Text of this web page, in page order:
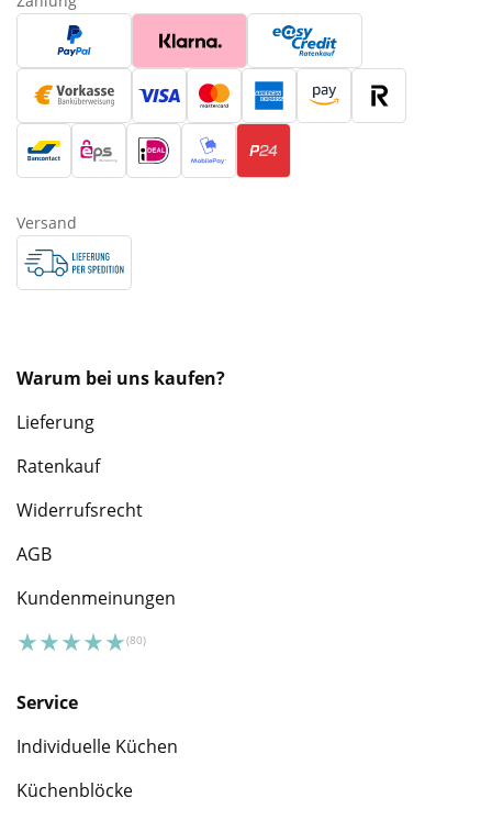
Versand
Warum bei uns kaufen?
Lieferung
Ratenkauf
Widerrufsrecht
AGB
Kundenmeinungen
Service
Individuelle Küchen
Küchenblöcke